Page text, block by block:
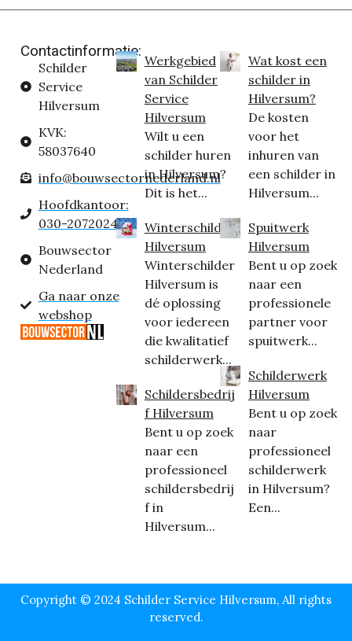
Contactinformatie:
Schilder
Service
Hilversum
KVK:
58037640
info@bouwsectornederland.nl
Hoofdkantoor:
030-2072024
Bouwsector
Nederland
Ga naar onze
webshop
Werkgebied
van Schilder
Service
Hilversum
Wilt u een
schilder huren
in Hilversum?
Dit is het...
Winterschilder
Hilversum
Winterschilder
Hilversum is
dé oplossing
voor iedereen
die kwalitatief
schilderwerk...
Schildersbedrij
f Hilversum
Bent u op zoek
naar een
professioneel
schildersbedrij
f in
Hilversum...
Wat kost een
schilder in
Hilversum?
De kosten
voor het
inhuren van
een schilder in
Hilversum...
Spuitwerk
Hilversum
Bent u op zoek
naar een
professionele
partner voor
spuitwerk...
Schilderwerk
Hilversum
Bent u op zoek
naar
professioneel
schilderwerk
in Hilversum?
Een...
Copyright © 2024 Schilder Service Hilversum, All rights
reserved.